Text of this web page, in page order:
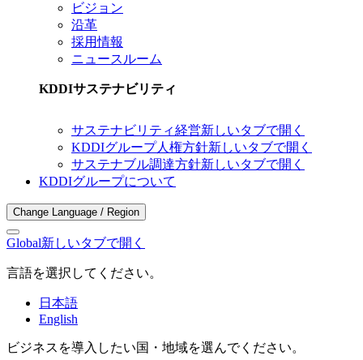
ビジョン
沿革
採用情報
ニュースルーム
KDDIサステナビリティ
サステナビリティ経営新しいタブで開く
KDDIグループ人権方針新しいタブで開く
サステナブル調達方針新しいタブで開く
KDDIグループについて
Change Language / Region
Global新しいタブで開く
言語を選択してください。
日本語
English
ビジネスを導入したい国・地域を選んでください。